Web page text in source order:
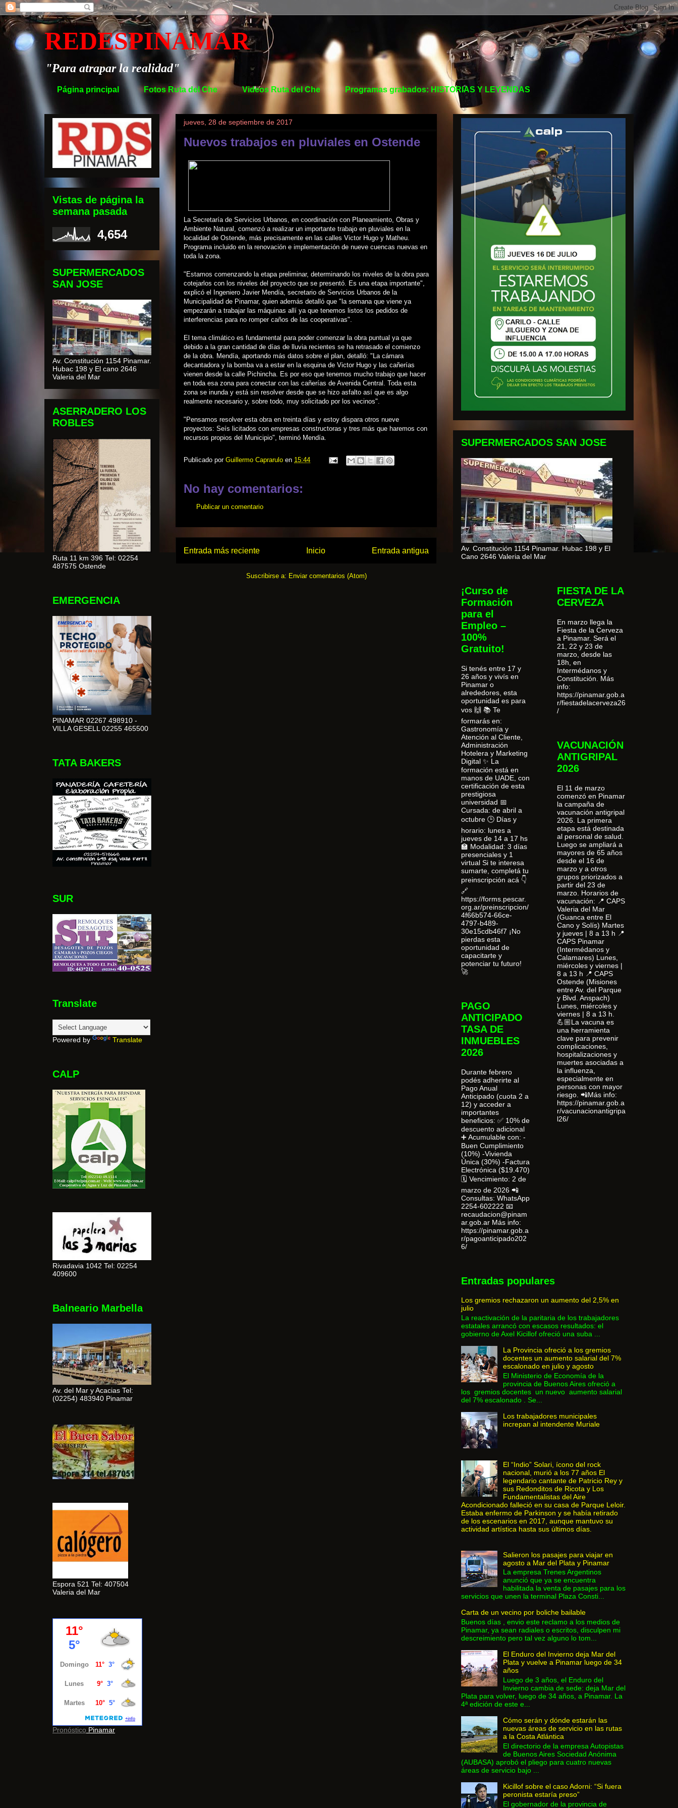
REDESPINAMAR
"Para atrapar la realidad"
Página principal Fotos Ruta del Che Videos Ruta del Che Programas grabados: HISTORIAS Y LEYENDAS
jueves, 28 de septiembre de 2017
Nuevos trabajos en pluviales en Ostende
La Secretaría de Servicios Urbanos, en coordinación con Planeamiento, Obras y
Ambiente Natural, comenzó a realizar un importante trabajo en pluviales en la
localidad de Ostende, más precisamente en las calles Victor Hugo y Matheu.
Programa incluido en la renovación e implementación de nueve cuencas nuevas en
toda la zona.
"Estamos comenzando la etapa preliminar, determinando los niveles de la obra para
cotejarlos con los niveles del proyecto que se presentó. Es una etapa importante",
explicó el Ingeniero Javier Mendía, secretario de Servicios Urbanos de la
Municipalidad de Pinamar, quien además detalló que "la semana que viene ya
empezarán a trabajar las máquinas allí ya que tenemos listos los pedidos de
interferencias para no romper caños de las cooperativas".
El tema climático es fundamental para poder comenzar la obra puntual ya que
debido a la gran cantidad de días de lluvia recientes se ha retrasado el comienzo
de la obra. Mendía, aportando más datos sobre el plan, detalló: "La cámara
decantadora y la bomba va a estar en la esquina de Victor Hugo y las cañerías
vienen desde la calle Pichincha. Es por eso que tenemos mucho trabajo que hacer
en toda esa zona para conectar con las cañerías de Avenida Central. Toda esta
zona se inunda y está sin resolver desde que se hizo asfalto así que es algo
realmente necesario y, sobre todo, muy solicitado por los vecinos".
"Pensamos resolver esta obra en treinta días y estoy dispara otros nueve
proyectos: Seís licitados con empresas constructoras y tres más que haremos con
recursos propios del Municipio", terminó Mendía.
Publicado por Guillermo Caprarulo en 15:44
No hay comentarios:
Publicar un comentario
Entrada más reciente Entrada antigua
Inicio
Suscribirse a: Enviar comentarios (Atom)
Vistas de página la
semana pasada
4,654
SUPERMERCADOS
SAN JOSE
Av. Constitución 1154 Pinamar.
Hubac 198 y El cano 2646
Valeria del Mar
ASERRADERO LOS
ROBLES
Ruta 11 km 396 Tel: 02254
487575 Ostende
EMERGENCIA
PINAMAR 02267 498910 -
VILLA GESELL 02255 465500
TATA BAKERS
SUR
Translate
Powered by Translate
CALP
Rivadavia 1042 Tel: 02254
409600
Balneario Marbella
Av. del Mar y Acacias Tel:
(02254) 483940 Pinamar
Espora 521 Tel: 407504
Valeria del Mar
Pronóstico Pinamar
SUPERMERCADOS SAN JOSE
Av. Constitución 1154 Pinamar. Hubac 198 y El
Cano 2646 Valeria del Mar
¡Curso de
Formación
para el
Empleo –
100%
Gratuito!
Si tenés entre 17 y
26 años y vivís en
Pinamar o
alrededores, esta
oportunidad es para
vos 🙌 📚 Te
formarás en:
Gastronomía y
Atención al Cliente,
Administración
Hotelera y Marketing
Digital ✨ La
formación está en
manos de UADE, con
certificación de esta
prestigiosa
universidad 📅
Cursada: de abril a
octubre 🕒 Días y
horario: lunes a
jueves de 14 a 17 hs
🏫 Modalidad: 3 días
presenciales y 1
virtual Si te interesa
sumarte, completá tu
preinscripción acá 👇
🔗
https://forms.pescar.
org.ar/preinscripcion/
4f66b574-66ce-
4797-b489-
30e15cdb46f7 ¡No
pierdas esta
oportunidad de
capacitarte y
potenciar tu futuro!
🚀
PAGO
ANTICIPADO
TASA DE
INMUEBLES
2026
Durante febrero
podés adherirte al
Pago Anual
Anticipado (cuota 2 a
12) y acceder a
importantes
beneficios: ✅ 10% de
descuento adicional
➕ Acumulable con: -
Buen Cumplimiento
(10%) -Vivienda
Única (30%) -Factura
Electrónica ($19.470)
🗓 Vencimiento: 2 de
marzo de 2026 📲
Consultas: WhatsApp
2254-602222 📧
recaudacion@pinam
ar.gob.ar Más info:
https://pinamar.gob.a
r/pagoanticipado202
6/
FIESTA DE LA
CERVEZA
En marzo llega la
Fiesta de la Cerveza
a Pinamar. Será el
21, 22 y 23 de
marzo, desde las
18h, en
Intermédanos y
Constitución. Más
info:
https://pinamar.gob.a
r/fiestadelacerveza26
/
VACUNACIÓN
ANTIGRIPAL
2026
El 11 de marzo
comenzó en Pinamar
la campaña de
vacunación antigripal
2026. La primera
etapa está destinada
al personal de salud.
Luego se ampliará a
mayores de 65 años
desde el 16 de
marzo y a otros
grupos priorizados a
partir del 23 de
marzo. Horarios de
vacunación: 📍 CAPS
Valeria del Mar
(Guanca entre El
Cano y Solís) Martes
y jueves | 8 a 13 h 📍
CAPS Pinamar
(Intermédanos y
Calamares) Lunes,
miércoles y viernes |
8 a 13 h 📍 CAPS
Ostende (Misiones
entre Av. del Parque
y Blvd. Anspach)
Lunes, miércoles y
viernes | 8 a 13 h.
💪🏼La vacuna es
una herramienta
clave para prevenir
complicaciones,
hospitalizaciones y
muertes asociadas a
la influenza,
especialmente en
personas con mayor
riesgo. 📲Más info:
https://pinamar.gob.a
r/vacunacionantigripa
l26/
Entradas populares
Los gremios rechazaron un aumento del 2,5% en
julio
La reactivación de la paritaria de los trabajadores
estatales arrancó con escasos resultados: el
gobierno de Axel Kicillof ofreció una suba ...
La Provincia ofreció a los gremios
docentes un aumento salarial del 7%
escalonado en julio y agosto
El Ministerio de Economía de la
provincia de Buenos Aires ofreció a
los gremios docentes un nuevo aumento salarial
del 7% escalonado . Se...
Los trabajadores municipales
increpan al intendente Muriale
El “Indio” Solari, ícono del rock
nacional, murió a los 77 años El
legendario cantante de Patricio Rey y
sus Redonditos de Ricota y Los
Fundamentalistas del Aire
Acondicionado falleció en su casa de Parque Leloir.
Estaba enfermo de Parkinson y se había retirado
de los escenarios en 2017, aunque mantuvo su
actividad artística hasta sus últimos días.
Salieron los pasajes para viajar en
agosto a Mar del Plata y Pinamar
La empresa Trenes Argentinos
anunció que ya se encuentra
habilitada la venta de pasajes para los
servicios que unen la terminal Plaza Consti...
Carta de un vecino por boliche bailable
Buenos días , envio este reclamo a los medios de
Pinamar, ya sean radiales o escritos, disculpen mi
descreimiento pero tal vez alguno lo tom...
El Enduro del Invierno deja Mar del
Plata y vuelve a Pinamar luego de 34
años
Luego de 3 años, el Enduro del
Invierno cambia de sede: deja Mar del
Plata para volver, luego de 34 años, a Pinamar. La
4ª edición de este e...
Cómo serán y dónde estarán las
nuevas áreas de servicio en las rutas
a la Costa Atlántica
El directorio de la empresa Autopistas
de Buenos Aires Sociedad Anónima
(AUBASA) aprobó el pliego para cuatro nuevas
áreas de servicio bajo ...
Kicillof sobre el caso Adorni: “Si fuera
peronista estaría preso”
El gobernador de la provincia de